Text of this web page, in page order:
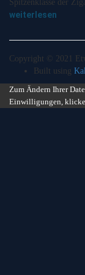
Spitzenklasse der
weiterlesen
Copyright © 2021
Built using
Zum Ändern Ihrer
Einwilligungen,